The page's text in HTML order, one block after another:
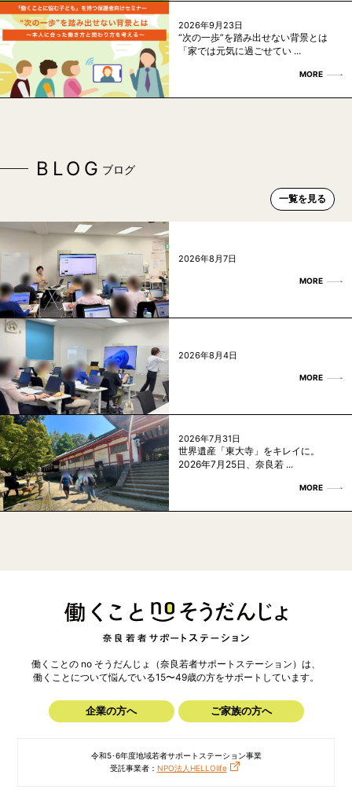
2026年9月23日
“次の一歩”を踏み出せない背景とは
「家では元気に過ごせてい ...
MORE
BLOG ブログ
一覧を見る
2026年8月7日
MORE
2026年8月4日
MORE
2026年7月31日
世界遺産「東大寺」をキレイに。
2026年7月25日、奈良若 ...
MORE
働くことの no そうだんじょ（奈良若者サポートステーション）は、
働くことについて悩んでいる15〜49歳の方をサポートしています。
企業の方へ ご家族の方へ
令和5･6年度地域若者サポートステーション事業
受託事業者： NPO法人HELLOlife